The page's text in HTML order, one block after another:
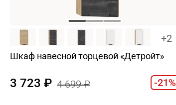
+2
Шкаф навесной торцевой «Детройт»
3 723 4 699 -21%